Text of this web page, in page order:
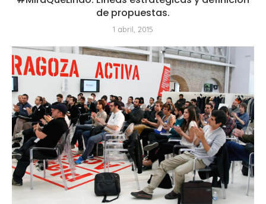
de propuestas.
1 abril, 2015